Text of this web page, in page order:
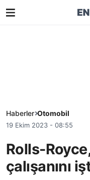
Haberler Otomobil
19 Ekim 2023 - 08:55
Rolls-
çalışanını